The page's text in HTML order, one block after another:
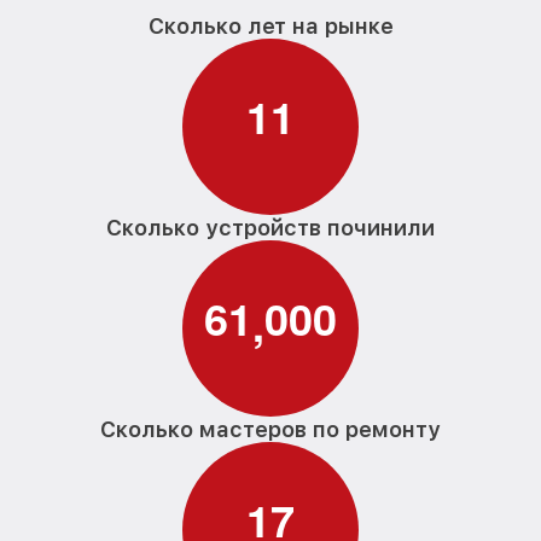
Сколько лет на рынке
11
Сколько устройств починили
61,000
Сколько мастеров по ремонту
17